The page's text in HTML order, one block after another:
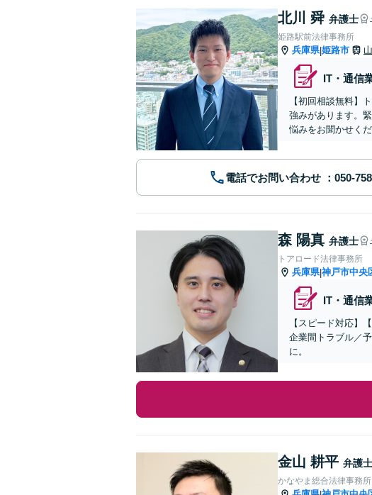
北川 舜 弁護士
姫路駅前法律事務所
兵庫県|姫路市
IT・通信
【初回相談無料】
強みがあります。
悩みをお聞かせくだ
電話でお問い合わせ
森 陽真 弁護士
トアロード法律事務所
兵庫県|神戸市中央
IT・通信
【スピード対応】
企業間トラブル／
に。
金山 耕平 弁護士
かなやま総合法律事務所